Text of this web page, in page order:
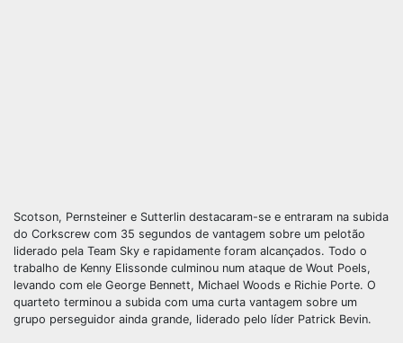
Scotson, Pernsteiner e Sutterlin destacaram-se e entraram na subida
do Corkscrew com 35 segundos de vantagem sobre um pelotão
liderado pela Team Sky e rapidamente foram alcançados. Todo o
trabalho de Kenny Elissonde culminou num ataque de Wout Poels,
levando com ele George Bennett, Michael Woods e Richie Porte. O
quarteto terminou a subida com uma curta vantagem sobre um
grupo perseguidor ainda grande, liderado pelo líder Patrick Bevin.